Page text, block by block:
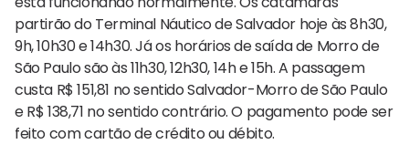
partirão do Terminal Náutico de Salvador hoje às 8h30,
9h, 10h30 e 14h30. Já os horários de saída de Morro de
São Paulo são às 11h30, 12h30, 14h e 15h. A passagem
custa R$ 151,81 no sentido Salvador-Morro de São Paulo
e R$ 138,71 no sentido contrário. O pagamento pode ser
feito com cartão de crédito ou débito.